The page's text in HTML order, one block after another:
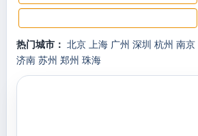
热门城市： 北京 上海 广州 深圳 杭州 南京
济南 苏州 郑州 珠海